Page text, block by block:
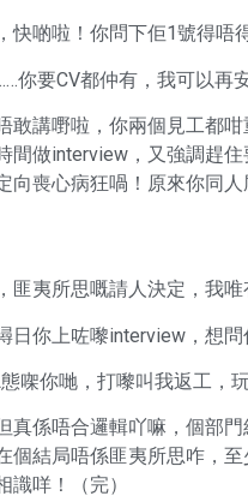
快啲啦！你問下佢1號得唔
你要CV都仲有，我可以再
敢講嘢啦，你兩個見工都
間做interview，又強調趕
向喪心病狂喎！原來你同
匪夷所思嘅請人決定，我
日你上咗嚟interview，想問
㗎你哋，打嚟叫我返工，
真係唔合邏輯吖嘛，個部
個結局唔係匪夷所思咋，
咩！（完）